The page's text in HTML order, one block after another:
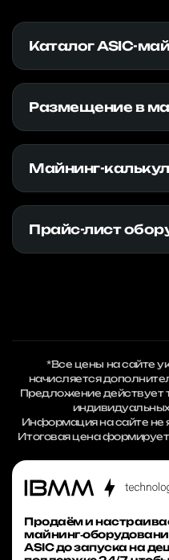
Каталог ASIC-
Размещение в
Майнинг-
Прайс-лист
*Все цены на сайте
начисляется
Предложение действует
Информация на сайте не
Итоговая цена
Продаём и
ASIC до запуска на